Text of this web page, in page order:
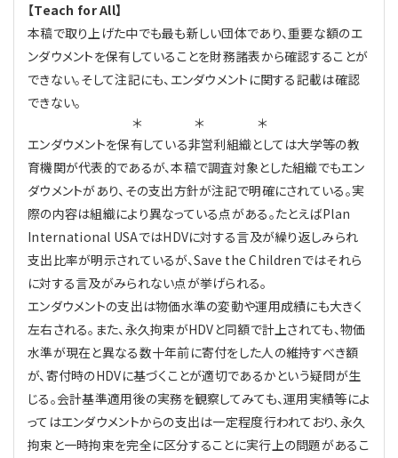
【Teach for All】
本稿で取り上げた中でも最も新しい団体であり、重要な額のエ
ンダウメントを保有していることを財務諸表から確認することが
できない。そして注記にも、エンダウメントに関する記載は確認
できない。
＊ ＊ ＊
エンダウメントを保有している非営利組織としては大学等の教
育機関が代表的であるが、本稿で調査対象とした組織でもエン
ダウメントがあり、その支出方針が注記で明確にされている。実
際の内容は組織により異なっている点がある。たとえばPlan
International USAではHDVに対する言及が繰り返しみられ
支出比率が明示されているが、Save the Childrenではそれら
に対する言及がみられない点が挙げられる。
エンダウメントの支出は物価水準の変動や運用成績にも大きく
左右される。また、永久拘束がHDVと同額で計上されても、物価
水準が現在と異なる数十年前に寄付をした人の維持すべき額
が、寄付時のHDVに基づくことが適切であるかという疑問が生
じる。会計基準適用後の実務を観察してみても、運用実績等によ
ってはエンダウメントからの支出は一定程度行われており、永久
拘束と一時拘束を完全に区分することに実行上の問題があるこ